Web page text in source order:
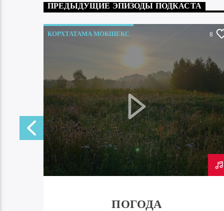
ПРЕДЫДУЩИЕ ЭПИЗОДЫ ПОДКАСТА
КОРХТАТАМА МОКШЕКС 8
ПОГОДА